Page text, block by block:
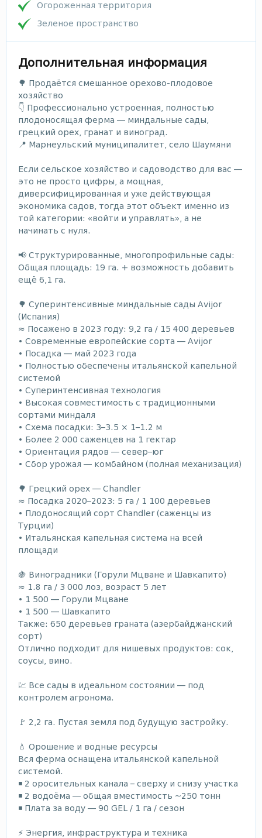
Огороженная территория
Зеленое пространство
Дополнительная информация
🌳 Продаётся смешанное орехово-плодовое
хозяйство
👇 Профессионально устроенная, полностью
плодоносящая ферма — миндальные сады,
грецкий орех, гранат и виноград.
📍 Марнеульский муниципалитет, село Шаумяни
Если сельское хозяйство и садоводство для вас —
это не просто цифры, а мощная,
диверсифицированная и уже действующая
экономика садов, тогда этот объект именно из
той категории: «войти и управлять», а не
начинать с нуля.
📢 Структурированные, многопрофильные сады:
Общая площадь: 19 га. + возможность добавить
ещё 6,1 га.
🌳 Суперинтенсивные миндальные сады Avijor
(Испания)
≈ Посажено в 2023 году: 9,2 га / 15 400 деревьев
• Современные европейские сорта — Avijor
• Посадка — май 2023 года
• Полностью обеспечены итальянской капельной
системой
• Суперинтенсивная технология
• Высокая совместимость с традиционными
сортами миндаля
• Схема посадки: 3–3.5 × 1–1.2 м
• Более 2 000 саженцев на 1 гектар
• Ориентация рядов — север–юг
• Сбор урожая — комбайном (полная механизация)
🌳 Грецкий орех — Chandler
≈ Посадка 2020–2023: 5 га / 1 100 деревьев
• Плодоносящий сорт Chandler (саженцы из
Турции)
• Итальянская капельная система на всей
площади
🍇 Виноградники (Горули Мцване и Шавкапито)
≈ 1.8 га / 3 000 лоз, возраст 5 лет
• 1 500 — Горули Мцване
• 1 500 — Шавкапито
Также: 650 деревьев граната (азербайджанский
сорт)
Отлично подходит для нишевых продуктов: сок,
соусы, вино.
💹 Все сады в идеальном состоянии — под
контролем агронома.
🚩 2,2 га. Пустая земля под будущую застройку.
💧 Орошение и водные ресурсы
Вся ферма оснащена итальянской капельной
системой.
◾ 2 оросительных канала – сверху и снизу участка
◾ 2 водоёма — общая вместимость ~250 тонн
◾ Плата за воду — 90 GEL / 1 га / сезон
⚡ Энергия, инфраструктура и техника